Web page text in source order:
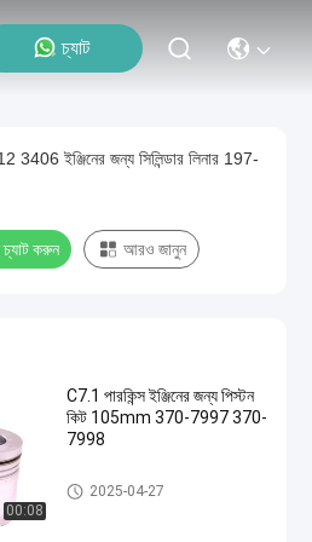
চ্যাট
সিলিন্ডার লিনার 197-
করুন আরও জানুন
00:08
C7.1 পারকিন্স ইঞ্জিনের জন্য পিস্টন
কিট 105mm 370-7997 370-
7998
Caterpillar এর জন্য ইঞ্জিনের অংশ
2025-04-27